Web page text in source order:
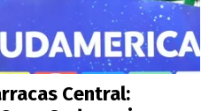
Central: